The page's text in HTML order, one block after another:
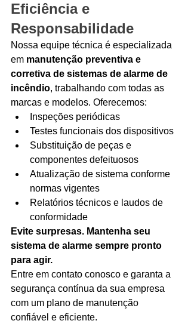
Eficiência e
Responsabilidade
Nossa equipe técnica é especializada
em manutenção preventiva e
corretiva de sistemas de alarme de
incêndio, trabalhando com todas as
marcas e modelos. Oferecemos:
Inspeções periódicas
Testes funcionais dos dispositivos
Substituição de peças e
componentes defeituosos
Atualização de sistema conforme
normas vigentes
Relatórios técnicos e laudos de
conformidade
Evite surpresas. Mantenha seu
sistema de alarme sempre pronto
para agir.
Entre em contato conosco e garanta a
segurança contínua da sua empresa
com um plano de manutenção
confiável e eficiente.